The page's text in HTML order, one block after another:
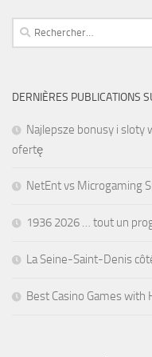
Rechercher :
DERNIÈRES PUBLICATIONS
Najlepsze bonusy i sloty
ofertę
NetEnt vs Microgaming
1936 2026 … tout un
La Seine-Saint-Denis
Best Casino Games with